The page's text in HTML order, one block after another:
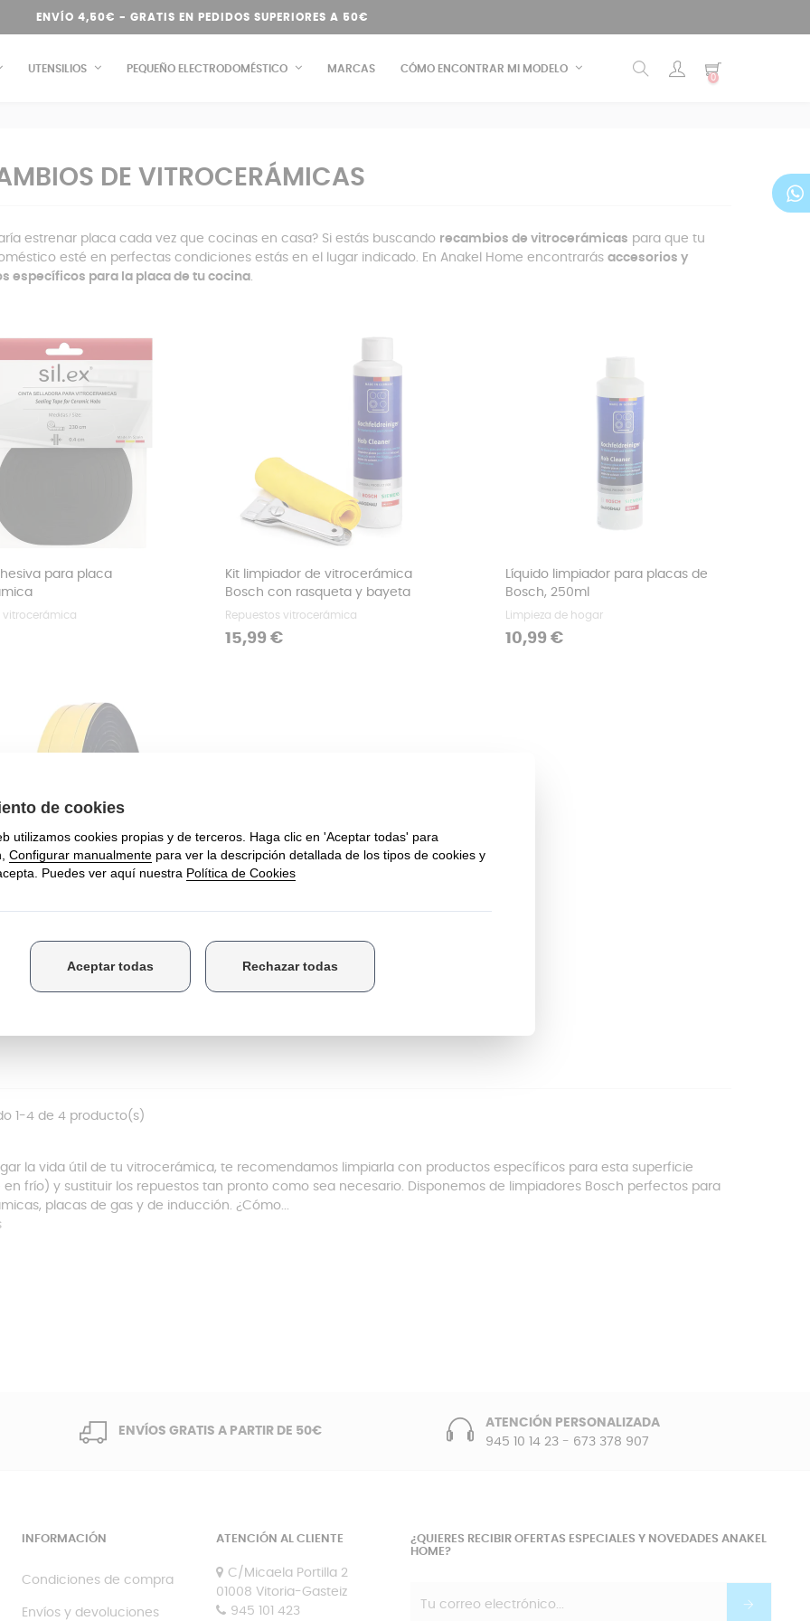
ENVÍO 4,50€ - GRATIS EN PEDIDOS SUPERIORES A 50€
UTENSILIOS PEQUEÑO ELECTRODOMÉSTICO MARCAS CÓMO ENCONTRAR MI MODELO
0
DE VITROCERÁMICAS
estrenar placa cada vez que cocinas en casa? Si estás buscando recambios de vitrocerámicas para que tu
esté en perfectas condiciones estás en el lugar indicado. En Anakel Home encontrarás accesorios y
específicos para la placa de tu cocina.
para placa
vitrocerámica
Kit limpiador de vitrocerámica
Bosch con rasqueta y bayeta
Repuestos vitrocerámica
Precio
15,99 €
Líquido limpiador para placas de
Bosch, 250ml
Limpieza de hogar
Precio
10,99 €
juntas adhesivas para
vitrocerámica
1-4 de 4 producto(s)
la vida útil de tu vitrocerámica, te recomendamos limpiarla con productos específicos para esta superficie
en frío) y sustituir los repuestos tan pronto como sea necesario. Disponemos de limpiadores Bosch perfectos para
placas de gas y de inducción. ¿Cómo...
ENVÍOS GRATIS A PARTIR DE 50€
ATENCIÓN PERSONALIZADA
945 10 14 23 - 673 378 907
INFORMACIÓN
Condiciones de compra
Envíos y devoluciones
ATENCIÓN AL CLIENTE
C/Micaela Portilla 2
01008 Vitoria-Gasteiz
945 101 423
¿QUIERES RECIBIR OFERTAS ESPECIALES Y NOVEDADES ANAKEL
HOME?